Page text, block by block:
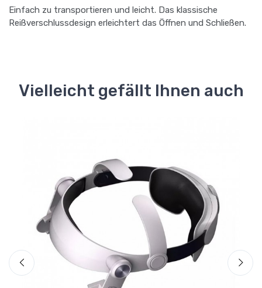
Einfach zu transportieren und leicht. Das klassische
Reißverschlussdesign erleichtert das Öffnen und Schließen.
Vielleicht gefällt Ihnen auch